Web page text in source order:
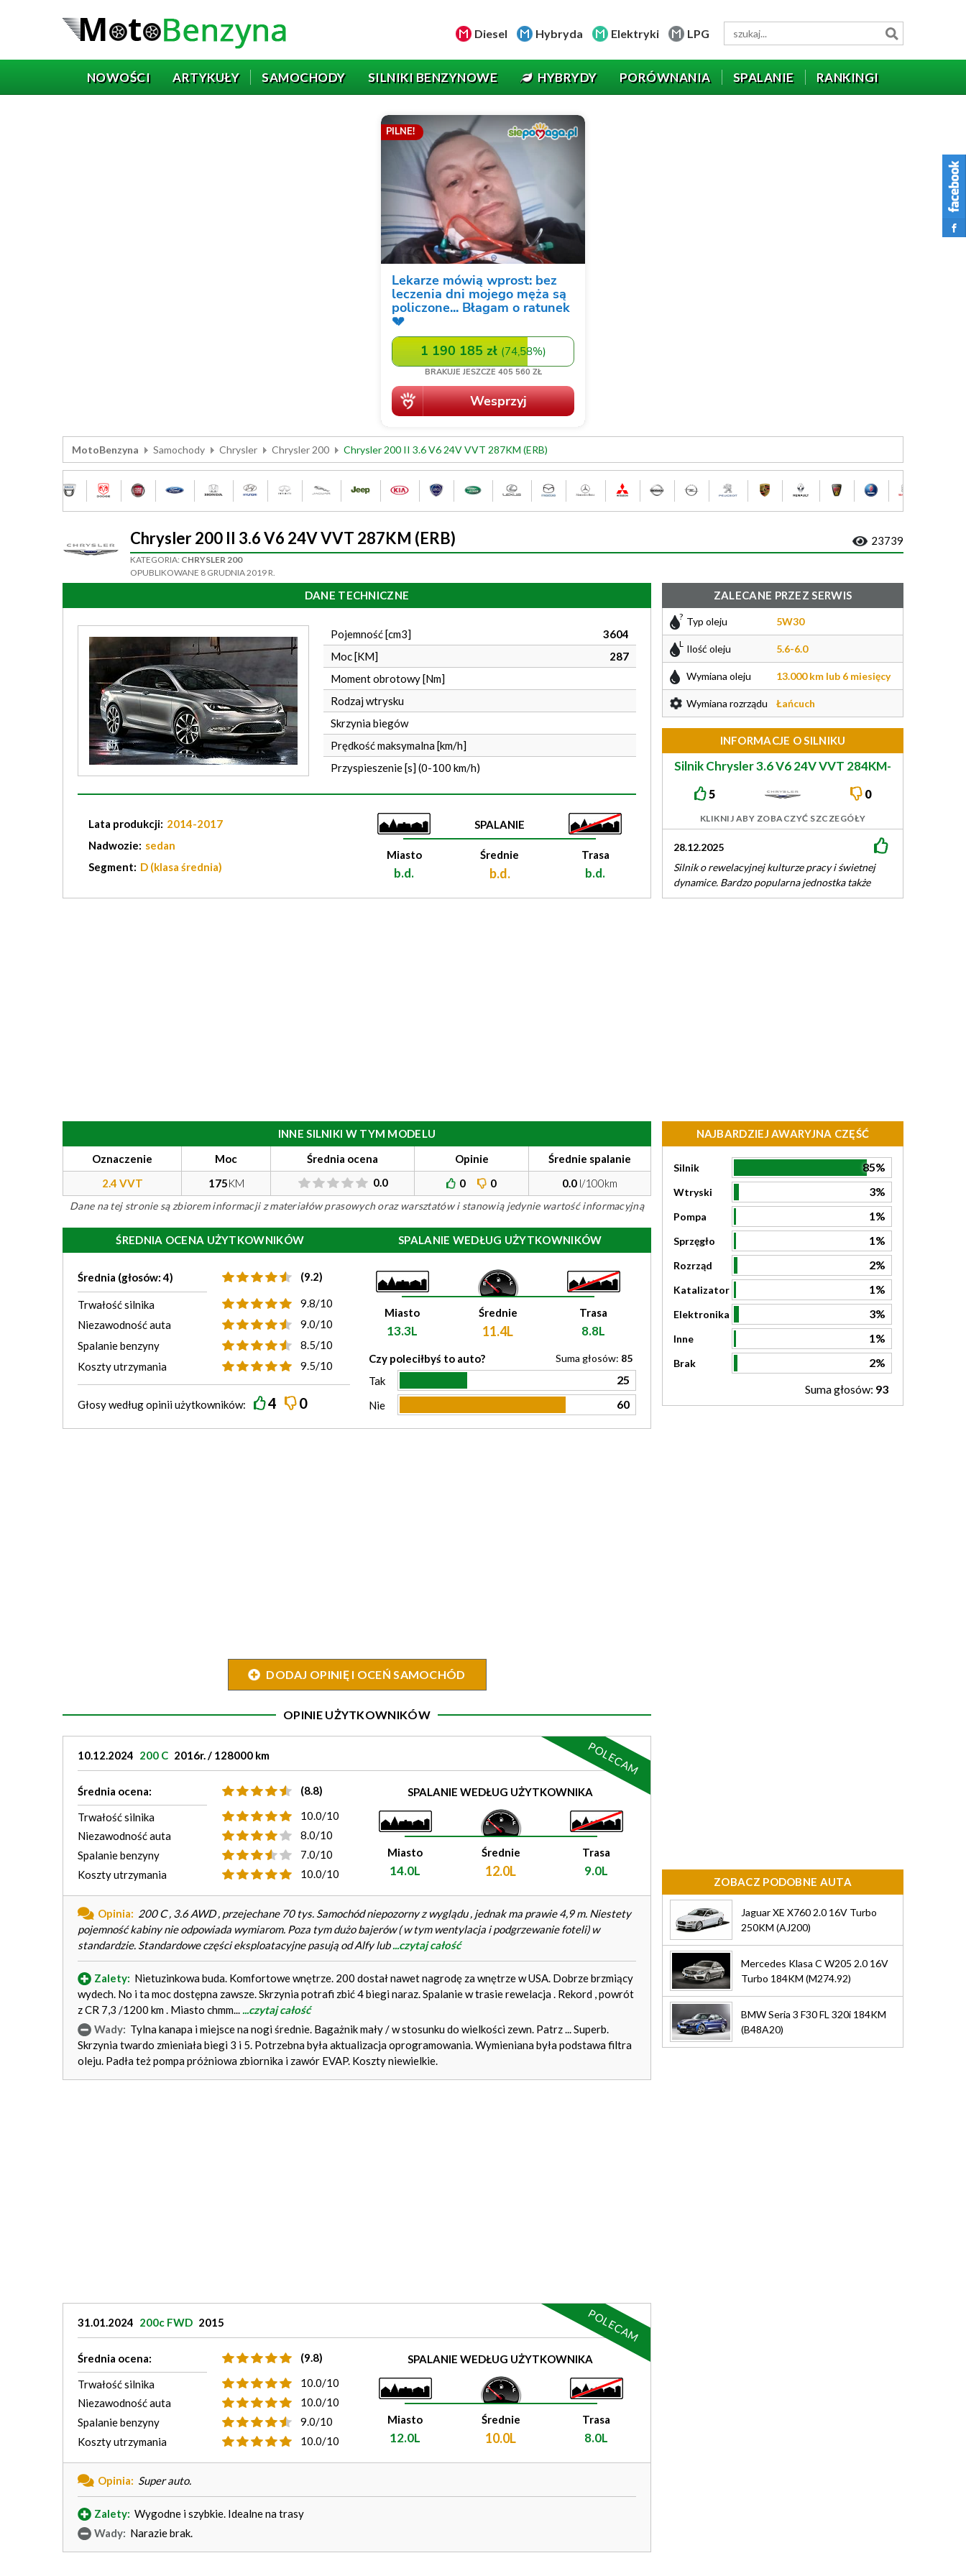
Diesel Hybryda Elektryki LPG
NOWOŚCI ARTYKUŁY SAMOCHODY SILNIKI BENZYNOWE HYBRYDY PORÓWNANIA SPALANIE RANKINGI
MotoBenzyna Samochody Chrysler Chrysler 200 Chrysler 200 II 3.6 V6 24V VVT 287KM (ERB)
Chrysler 200 II 3.6 V6 24V VVT 287KM (ERB) 23739
KATEGORIA: CHRYSLER 200
OPUBLIKOWANE 8 GRUDNIA 2019 R.
DANE TECHNICZNE
Pojemność [cm3]
3604
Moc [KM]
287
Moment obrotowy [Nm]
Rodzaj wtrysku
Skrzynia biegów
Prędkość maksymalna [km/h]
Przyspieszenie [s] (0-100 km/h)
Lata produkcji: 2014-2017
Nadwozie: sedan
Segment: D (klasa średnia)
SPALANIE
Miasto
b.d.
Średnie
b.d.
Trasa
b.d.
ZALECANE PRZEZ SERWIS
Typ oleju 5W30
Ilość oleju 5.6-6.0
Wymiana oleju 13.000 km lub 6 miesięcy
Wymiana rozrządu Łańcuch
INFORMACJE O SILNIKU
Silnik Chrysler 3.6 V6 24V VVT 284KM-
5 0
KLIKNIJ ABY ZOBACZYĆ SZCZEGÓŁY
Silnik o rewelacyjnej kulturze pracy i świetnej
dynamice. Bardzo popularna jednostka także
części dość tanie. Spalanie średnio 14-16l LPG.
Silnik zaskakująco dynamiczny i oszczędny,
oczywiście stosunkowo... poprzednio jeździłem
Renault Espace 2.0T z LPG i spalanie było wyższe
INNE SILNIKI W TYM MODELU
Oznaczenie
Moc Średnia ocena Opinie
Średnie spalanie
2.4 VVT
175KM 0.0 0 0 0.0 l/100km
Dane na tej stronie są zbiorem informacji z materiałów prasowych oraz warsztatów i stanowią jedynie wartość informacyjną
ŚREDNIA OCENA UŻYTKOWNIKÓW
Średnia (głosów: 4) (9.2)
Trwałość silnika
9.8/10
Niezawodność auta
9.0/10
Spalanie benzyny
8.5/10
Koszty utrzymania
9.5/10
Głosy wedługopiniiużytkowników: 4 0
SPALANIE WEDŁUG UŻYTKOWNIKÓW
Miasto
13.3L
Średnie
11.4L
Trasa
8.8L
Czy poleciłbyś to auto? Suma głosów: 85
Tak 25
Nie 60
DODAJ OPINIĘ I OCEŃ SAMOCHÓD
OPINIE UŻYTKOWNIKÓW
10.12.2024 200 C 2016r. / 128000 km
Średnia ocena: (8.8)
Trwałość silnika
10.0/10
Niezawodność auta
8.0/10
Spalanie benzyny
7.0/10
Koszty utrzymania
10.0/10
SPALANIE WEDŁUG UŻYTKOWNIKA
Miasto
14.0L
Średnie
12.0L
Trasa
9.0L
Opinia: 200 C , 3.6 AWD , przejechane 70 tys. Samochód niepozorny z wyglądu , jednak ma prawie 4,9 m. Niestety
pojemność kabiny nie odpowiada wymiarom. Poza tym dużo bajerów ( w tym wentylacja i podgrzewanie foteli) w
standardzie. Standardowe części eksploatacyjne pasują od Alfy lub...czytaj całość
Zalety: Nietuzinkowa buda. Komfortowe wnętrze. 200 dostał nawet nagrodę za wnętrze w USA. Dobrze brzmiący
wydech. No i ta moc dostępna zawsze. Skrzynia potrafi zbić 4 biegi naraz. Spalanie w trasie rewelacja . Rekord , powrót
z CR 7,3 /1200 km . Miasto chmm... ...czytaj całość
Wady: Tylna kanapa i miejsce na nogi średnie. Bagażnik mały / w stosunku do wielkości zewn. Patrz ... Superb.
Skrzynia twardo zmieniała biegi 3 i 5. Potrzebna była aktualizacja oprogramowania. Wymieniana była podstawa filtra
oleju. Padła też pompa próżniowa zbiornika i zawór EVAP. Koszty niewielkie.
POLECAM
31.01.2024 200c FWD 2015
Średnia ocena: (9.8)
Trwałość silnika
10.0/10
Niezawodność auta
10.0/10
Spalanie benzyny
9.0/10
Koszty utrzymania
10.0/10
SPALANIE WEDŁUG UŻYTKOWNIKA
Miasto
12.0L
Średnie
10.0L
Trasa
8.0L
Opinia: Super auto.
Zalety: Wygodne i szybkie. Idealne na trasy
Wady: Narazie brak.
POLECAM
NAJBARDZIEJ AWARYJNA CZĘŚĆ
Silnik 85%
Wtryski 3%
Pompa 1%
Sprzęgło 1%
Rozrząd 2%
Katalizator 1%
Elektronika 3%
Inne 1%
Brak
2%
Suma głosów: 93
ZOBACZ PODOBNE AUTA
Jaguar XE X760 2.0 16V Turbo
250KM (AJ200)
Mercedes Klasa C W205 2.0 16V
Turbo 184KM (M274.92)
BMW Seria 3 F30 FL 320i 184KM
(B48A20)